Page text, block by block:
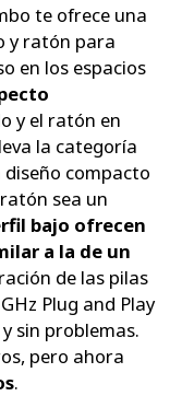
te ofrece una
y ratón para
en los espacios
y el ratón en
la categoría
compacto
sea un
bajo ofrecen
a la de un
de las pilas
Plug and Play
sin problemas.
pero ahora
.